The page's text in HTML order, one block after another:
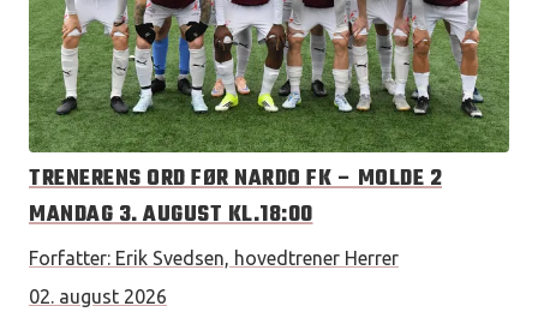
TRENERENS ORD FØR NARDO FK – MOLDE 2
MANDAG 3. AUGUST KL.18:00
Forfatter: Erik Svedsen, hovedtrener Herrer
02. august 2026